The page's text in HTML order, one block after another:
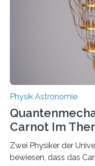
Internationalen Jahr
technologie
internationale
Physik Astronomie
Carnot Im
Zwei Physiker der
bewiesen, dass das